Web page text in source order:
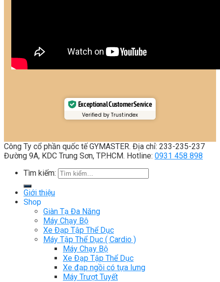
Exceptional Customer Service
Verified by Trustindex
Công Ty cổ phần quốc tế GYMASTER. Địa chỉ: 233-235-237
Đường 9A, KDC Trung Sơn, TP.HCM. Hotline: 0931 458 898
Tìm kiếm:
Giới thiệu
Shop
Giàn Tạ Đa Năng
Máy Chạy Bộ
Xe Đạp Tập Thể Dục
Máy Tập Thể Dục ( Cardio )
Máy Chạy Bộ
Xe Đạp Tập Thể Dục
Xe đạp ngồi có tựa lưng
Máy Trượt Tuyết